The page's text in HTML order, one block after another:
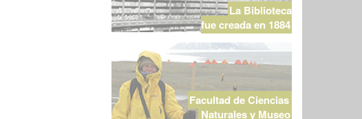
La Biblioteca
fue creada en 1884
Facultad de Ciencias
Naturales y Museo